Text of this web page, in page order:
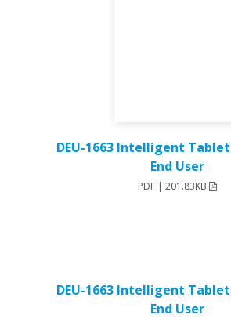
DEU-1663 Intelligent
End User
DEU-1663 Intelligent
End User